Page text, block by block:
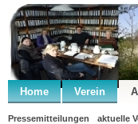
Home Verein
Pressemitteilungen aktuelle